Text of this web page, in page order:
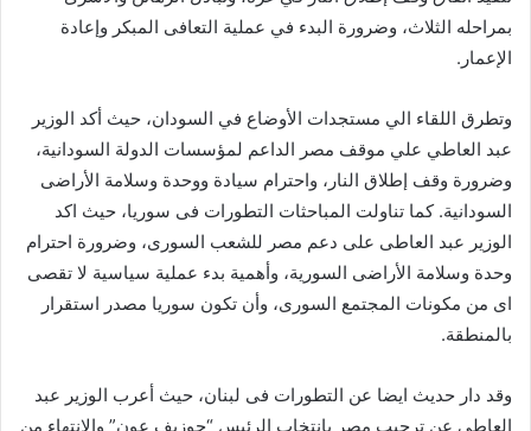
بمراحله الثلاث، وضرورة البدء في عملية التعافى المبكر وإعادة
الإعمار.
وتطرق اللقاء الي مستجدات الأوضاع في السودان، حيث أكد الوزير
عبد العاطي علي موقف مصر الداعم لمؤسسات الدولة السودانية،
وضرورة وقف إطلاق النار، واحترام سيادة ووحدة وسلامة الأراضى
السودانية. كما تناولت المباحثات التطورات فى سوريا، حيث اكد
الوزير عبد العاطى على دعم مصر للشعب السورى، وضرورة احترام
وحدة وسلامة الأراضى السورية، وأهمية بدء عملية سياسية لا تقصى
اى من مكونات المجتمع السورى، وأن تكون سوريا مصدر استقرار
بالمنطقة.
وقد دار حديث ايضا عن التطورات فى لبنان، حيث أعرب الوزير عبد
العاطى عن ترحيب مصر بانتخاب الرئيس “جوزيف عون” والانتهاء من